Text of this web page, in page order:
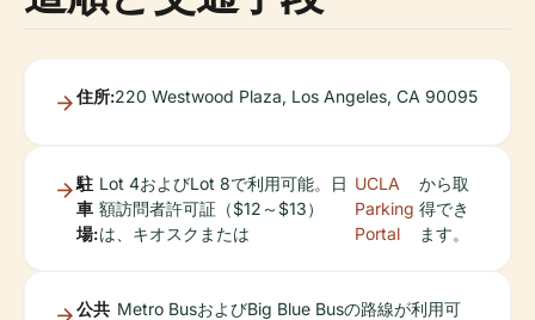
住所:220 Westwood Plaza, Los Angeles, CA 90095
駐
車
場:
Lot 4およびLot 8で利用可能。日
額訪問者許可証（$12～$13）
は、キオスクまたは
UCLA
Parking
Portal
から取
得でき
ます。
公共 Metro BusおよびBig Blue Busの路線が利用可